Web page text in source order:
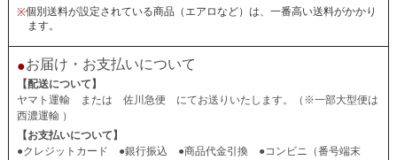
※個別送料が設定されている商品（エアロなど）は、一番高い送料がかかり
ます。
●お届け・お支払いについて
【配送について】
ヤマト運輸 または 佐川急便 にてお送りいたします。（※一部大型便は
西濃運輸 ）
【お支払いについて】
●クレジットカード ●銀行振込 ●商品代金引換 ●コンビニ（番号端末